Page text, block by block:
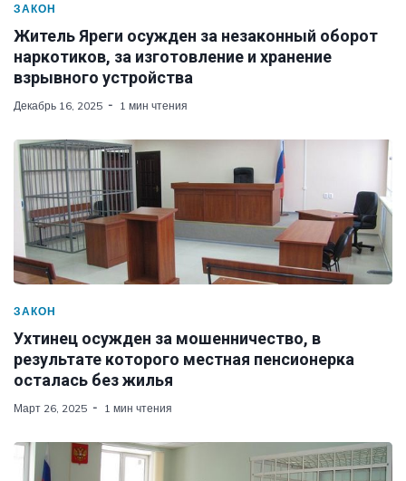
ЗАКОН
Житель Яреги осужден за незаконный оборот
наркотиков, за изготовление и хранение
взрывного устройства
Декабрь 16, 2025 1 мин чтения
ЗАКОН
Ухтинец осужден за мошенничество, в
результате которого местная пенсионерка
осталась без жилья
Март 26, 2025 1 мин чтения